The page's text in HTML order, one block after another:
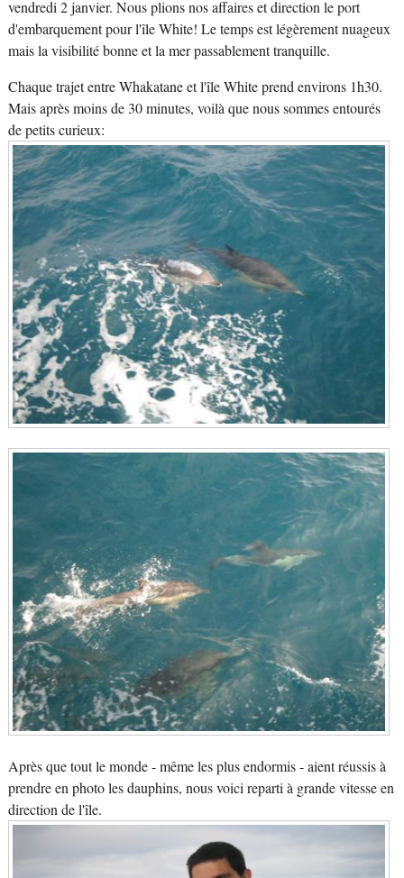
vendredi 2 janvier. Nous plions nos affaires et direction le port
d'embarquement pour l'île White! Le temps est légèrement nuageux
mais la visibilité bonne et la mer passablement tranquille.
Chaque trajet entre Whakatane et l'île White prend environs 1h30.
Mais après moins de 30 minutes, voilà que nous sommes entourés
de petits curieux:
Après que tout le monde - même les plus endormis - aient réussis à
prendre en photo les dauphins, nous voici reparti à grande vitesse en
direction de l'île.